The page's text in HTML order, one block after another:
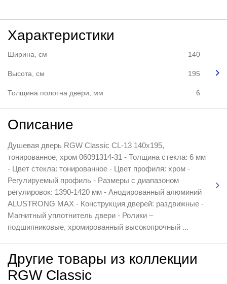
Характеристики
Ширина, см 140
Высота, см 195
Толщина полотна двери, мм 6
Описание
Душевая дверь RGW Classic CL-13 140x195,
тонированное, хром 06091314-31 - Толщина стекла: 6 мм
- Цвет стекла: тонированное - Цвет профиля: хром -
Регулируемый профиль - Размеры с диапазоном
регулировок: 1390-1420 мм - Анодированный алюминий
ALUSTRONG MAX - Конструкция дверей: раздвижные -
Магнитный уплотнитель двери - Ролики –
подшипниковые, хромированный высокопрочный ...
Другие товары из коллекции
RGW Classic